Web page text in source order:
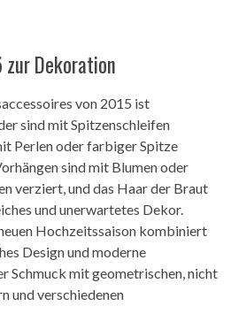
zur Dekoration
von 2015 ist
sind mit Spitzenschleifen
Perlen oder farbiger Spitze
sind mit Blumen oder
verziert, und das Haar der Braut
und unerwartetes Dekor.
Hochzeitssaison kombiniert
Design und moderne
Schmuck mit geometrischen, nicht
und verschiedenen